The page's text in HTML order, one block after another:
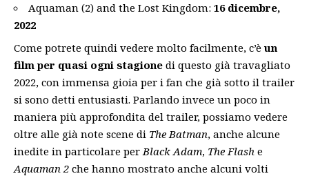
Aquaman (2) and the Lost Kingdom: 16 dicembre,
2022
Come potrete quindi vedere molto facilmente, c’è un
film per quasi ogni stagione di questo già travagliato
2022, con immensa gioia per i fan che già sotto il trailer
si sono detti entusiasti. Parlando invece un poco in
maniera più approfondita del trailer, possiamo vedere
oltre alle già note scene di The Batman, anche alcune
inedite in particolare perBlack Adam, The Flash e
Aquaman 2 che hanno mostrato anche alcuni volti